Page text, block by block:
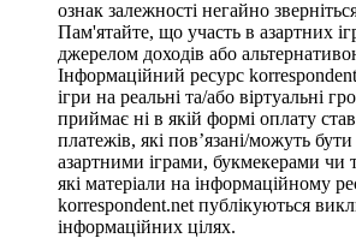
ознак залежності негайно
Пам'ятайте, що участь в азартних
джерелом доходів або
Інформаційний ресурс
ігри на реальні та/або віртуальні
приймає ні в якій формі оплату
платежів, які пов’язані/можуть бути
азартними іграми, букмекерами чи
які матеріали на інформаційному
korrespondent.net публікуються
інформаційних цілях.